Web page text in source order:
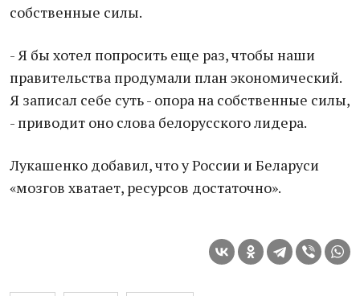
собственные силы.
- Я бы хотел попросить еще раз, чтобы наши
правительства продумали план экономический.
Я записал себе суть - опора на собственные силы,
- приводит оно слова белорусского лидера.
Лукашенко добавил, что у России и Беларуси
«мозгов хватает, ресурсов достаточно».